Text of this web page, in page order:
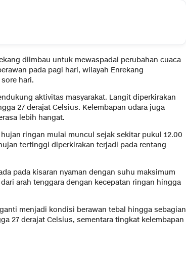
diimbau untuk mewaspadai perubahan cuaca
pada pagi hari, wilayah Enrekang
hari.
aktivitas masyarakat. Langit diperkirakan
27 derajat Celsius. Kelembapan udara juga
lebih hangat.
ringan mulai muncul sejak sekitar pukul 12.00
tertinggi diperkirakan terjadi pada rentang
pada kisaran nyaman dengan suhu maksimum
arah tenggara dengan kecepatan ringan hingga
menjadi kondisi berawan tebal hingga sebagian
27 derajat Celsius, sementara tingkat kelembapan